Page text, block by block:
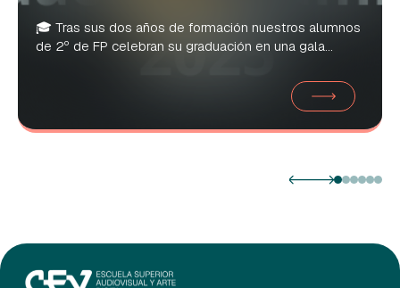
🎓 Tras sus dos años de formación nuestros alumnos
de 2º de FP celebran su graduación en una gala...